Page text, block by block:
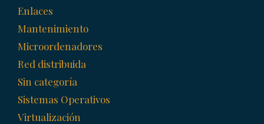
Enlaces
Mantenimiento
Microordenadores
Red distribuida
Sin categoría
Sistemas Operativos
Virtualización